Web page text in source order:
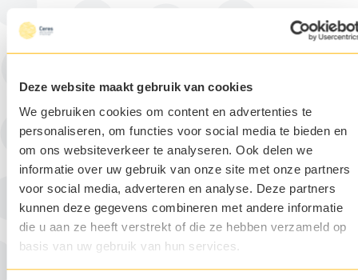
Deze website maakt gebruik van cookies
We gebruiken cookies om content en advertenties te
personaliseren, om functies voor social media te bieden en
om ons websiteverkeer te analyseren. Ook delen we
informatie over uw gebruik van onze site met onze partners
voor social media, adverteren en analyse. Deze partners
kunnen deze gegevens combineren met andere informatie
die u aan ze heeft verstrekt of die ze hebben verzameld op
basis van uw gebruik van hun services.